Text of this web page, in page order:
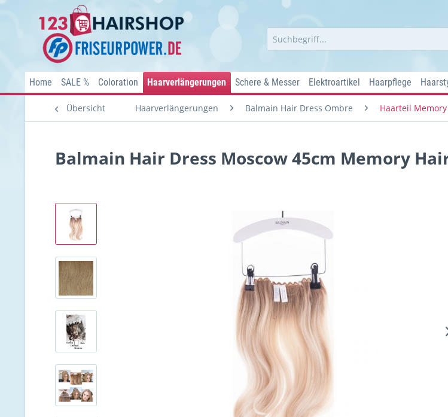
Home SALE % Coloration Haarverlängerungen Schere & Messer Elektroartikel Haarpflege
Übersicht Haarverlängerungen Balmain Hair Dress Ombre Haarteil
Balmain Hair Dress Moscow 45cm Memory Hair